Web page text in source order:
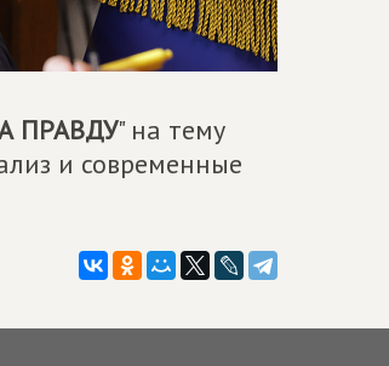
ПРАВДУ" на тему
и современные